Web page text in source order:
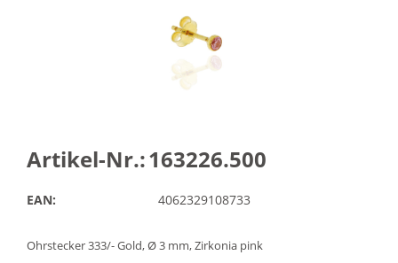
Artikel-Nr.:163226.500
EAN: 4062329108733
Ohrstecker 333/- Gold, Ø 3 mm, Zirkonia pink